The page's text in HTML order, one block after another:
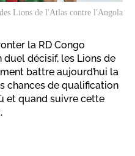
Lions de l'Atlas contre l'Angola
la RD Congo
décisif, les Lions de
battre aujourd’hui la
chances de qualification
et quand suivre cette